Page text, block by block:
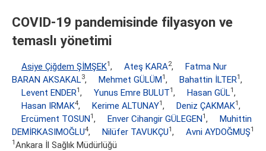
COVID-19 pandemisinde filyasyon ve
temaslı yönetimi
Asiye Çiğdem ŞİMŞEK1, Ateş KARA2,
Fatma Nur
BARAN AKSAKAL3, Mehmet GÜLÜM1, Bahattin İLTER1,
Levent ENDER1, Yunus Emre BULUT1, Hasan GÜL1,
Hasan IRMAK4, Kerime ALTUNAY1, Deniz ÇAKMAK1,
Ercüment TOSUN1, Enver Cihangir GÜLEGEN1,
Muhittin
DEMİRKASIMOĞLU4, Nilüfer TAVUKÇU1, Avni AYDOĞMUŞ1
1Ankara İl Sağlık Müdürlüğü